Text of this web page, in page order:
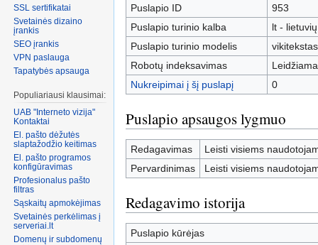
Puslapio ID
953
Puslapio turinio kalba
lt - lietuvių
Puslapio turinio modelis
vikitekstas
Robotų indeksavimas
Leidžiama
Nukreipimai į šį puslapį
0
Puslapio apsaugos lygmuo
Redagavimas
Leisti visiems
Pervardinimas
Leisti visiems
Redagavimo istorija
Puslapio kūrėjas
SSL sertifikatai
Svetainės dizaino
įrankis
SEO įrankis
VPN paslauga
Tapatybės apsauga
Populiariausi klausimai:
UAB "Interneto vizija"
Kontaktai
El. pašto dėžutės
slaptažodžio keitimas
El. pašto programos
konfigūravimas
Profesionalus pašto
filtras
Sąskaitų apmokėjimas
Svetainės perkėlimas į
serveriai.lt‏‎
Domenų ir subdomenų